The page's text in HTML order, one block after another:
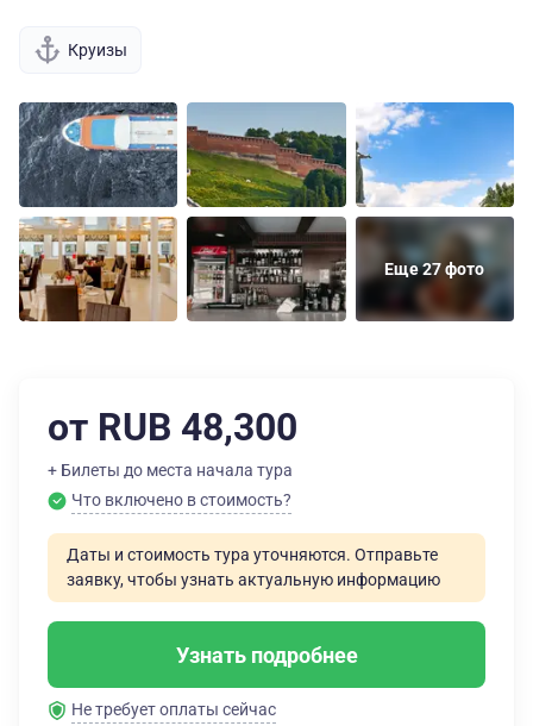
Круизы
Еще 27 фото
от RUB 48,300
+ Билеты до места начала тура
Что включено в стоимость?
Даты и стоимость тура уточняются. Отправьте
заявку, чтобы узнать актуальную информацию
Узнать подробнее
Не требует оплаты сейчас